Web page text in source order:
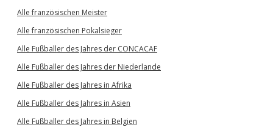
Alle französischen Meister
Alle französischen Pokalsieger
Alle Fußballer des Jahres der CONCACAF
Alle Fußballer des Jahres der Niederlande
Alle Fußballer des Jahres in Afrika
Alle Fußballer des Jahres in Asien
Alle Fußballer des Jahres in Belgien